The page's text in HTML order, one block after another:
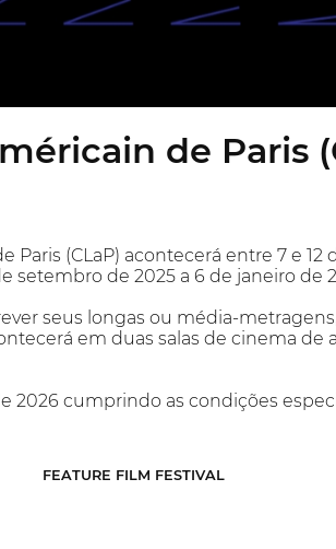
de Paris
(CLaP) acontecerá entre 7 e 12
setembro de 2025 a 6 de janeiro de
seus longas ou média-
em duas salas de cinema de
2026 cumprindo as condições
FEATURE FILM FESTIVAL